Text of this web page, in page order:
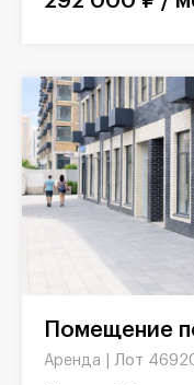
Помещение
Аренда | Лот